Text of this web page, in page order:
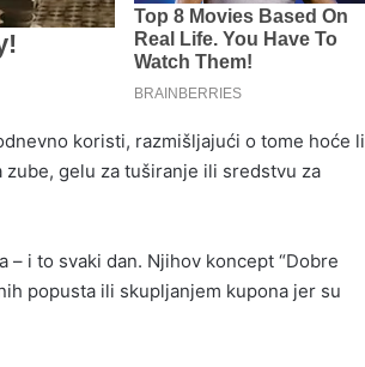
koristi, razmišljajući o tome hoće li
gelu za tuširanje ili sredstvu za
i to svaki dan. Njihov koncept “Dobre
popusta ili skupljanjem kupona jer su